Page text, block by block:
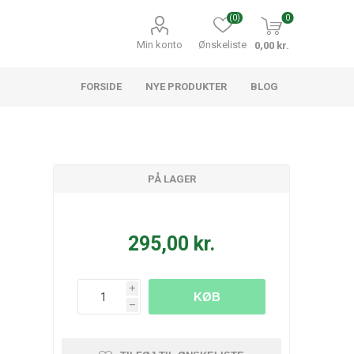
Min konto Ønskeliste
(0) 0
0,00 kr.
FORSIDE NYE PRODUKTER BLOG
PÅ LAGER
295,00 kr.
i
h
KØB